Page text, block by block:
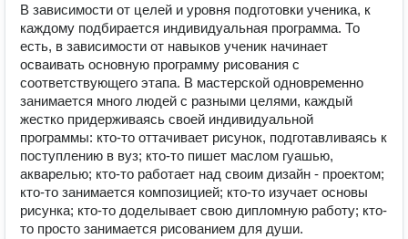
В зависимости от целей и уровня подготовки ученика, к
каждому подбирается индивидуальная программа. То
есть, в зависимости от навыков ученик начинает
осваивать основную программу рисования с
соответствующего этапа. В мастерской одновременно
занимается много людей с разными целями, каждый
жестко придерживаясь своей индивидуальной
программы: кто-то оттачивает рисунок, подготавливаясь к
поступлению в вуз; кто-то пишет маслом гуашью,
акварелью; кто-то работает над своим дизайн - проектом;
кто-то занимается композицией; кто-то изучает основы
рисунка; кто-то доделывает свою дипломную работу; кто-
то просто занимается рисованием для души.